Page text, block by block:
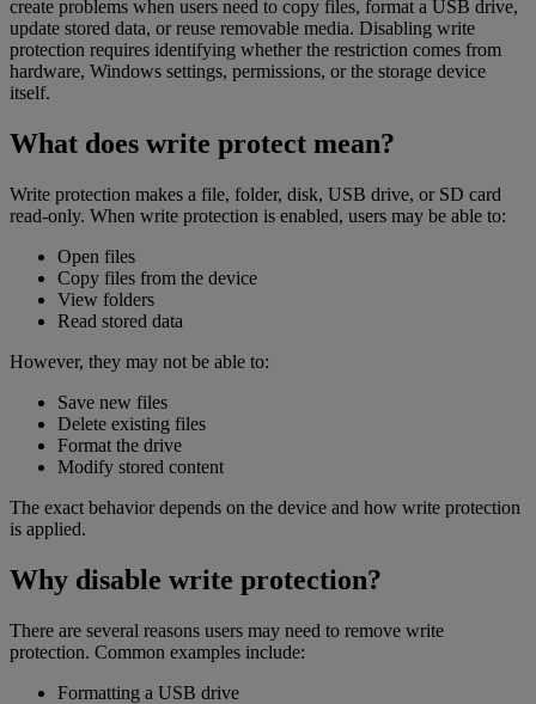
create problems when users need to copy files, format a USB drive,
update stored data, or reuse removable media. Disabling write
protection requires identifying whether the restriction comes from
hardware, Windows settings, permissions, or the storage device
itself.
What does write protect mean?
Write protection makes a file, folder, disk, USB drive, or SD card
read-only. When write protection is enabled, users may be able to:
Open files
Copy files from the device
View folders
Read stored data
However, they may not be able to:
Save new files
Delete existing files
Format the drive
Modify stored content
The exact behavior depends on the device and how write protection
is applied.
Why disable write protection?
There are several reasons users may need to remove write
protection. Common examples include:
Formatting a USB drive